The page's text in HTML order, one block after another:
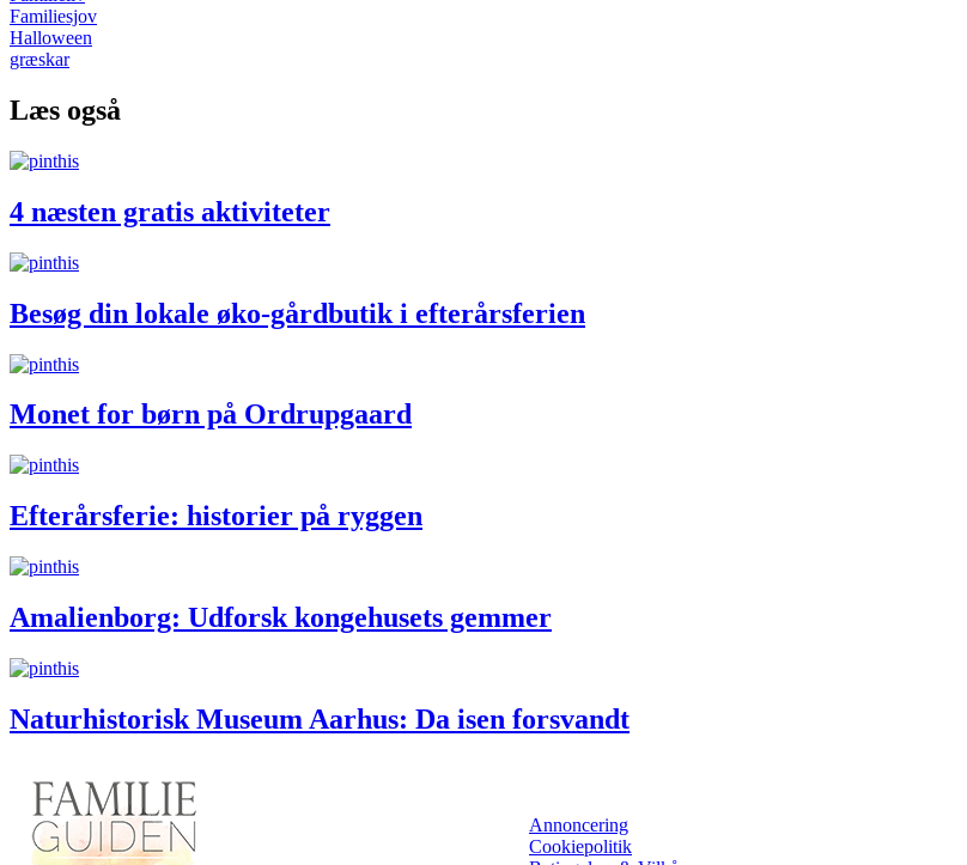
Familiesjov
Halloween
græskar
Læs også
4 næsten gratis aktiviteter
Besøg din lokale øko-gårdbutik i efterårsferien
Monet for børn på Ordrupgaard
Efterårsferie: historier på ryggen
Amalienborg: Udforsk kongehusets gemmer
Naturhistorisk Museum Aarhus: Da isen forsvandt
Annoncering
Cookiepolitik